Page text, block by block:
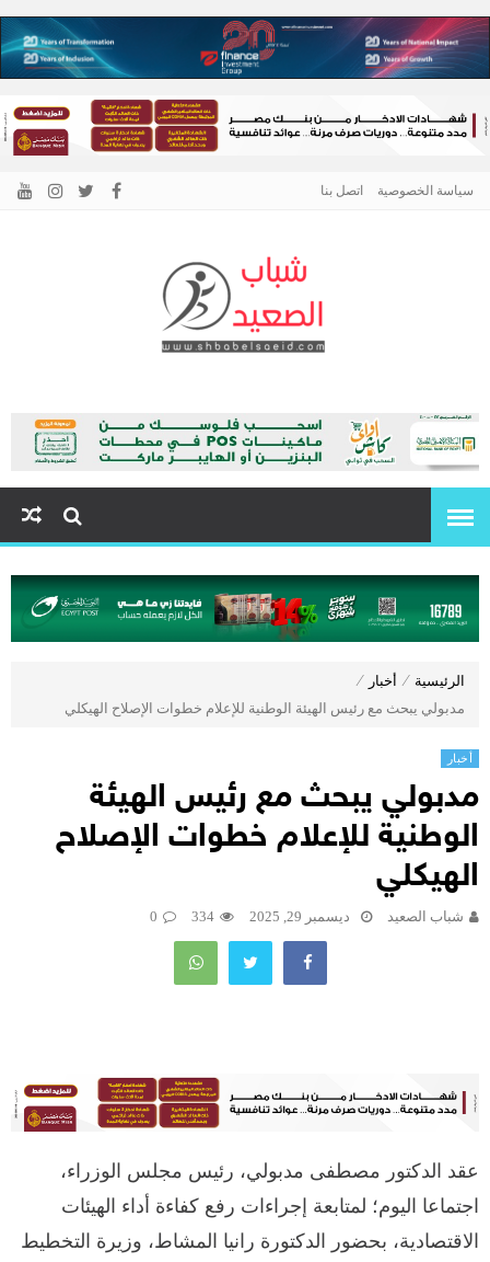
سياسة الخصوصية اتصل بنا
شباب الصعيد
الرئيسية ⁄ أخبار ⁄
مدبولي يبحث مع رئيس الهيئة الوطنية للإعلام خطوات الإصلاح الهيكلي
أخبار
مدبولي يبحث مع رئيس الهيئة
الوطنية للإعلام خطوات الإصلاح
الهيكلي
شباب الصعيد ديسمبر 29, 2025 334
0
عقد الدكتور مصطفى مدبولي، رئيس مجلس الوزراء،
اجتماعا اليوم؛ لمتابعة إجراءات رفع كفاءة أداء الهيئات
الاقتصادية، بحضور الدكتورة رانيا المشاط، وزيرة التخطيط